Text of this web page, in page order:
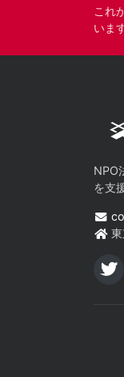
これ
いま
NPO
を支